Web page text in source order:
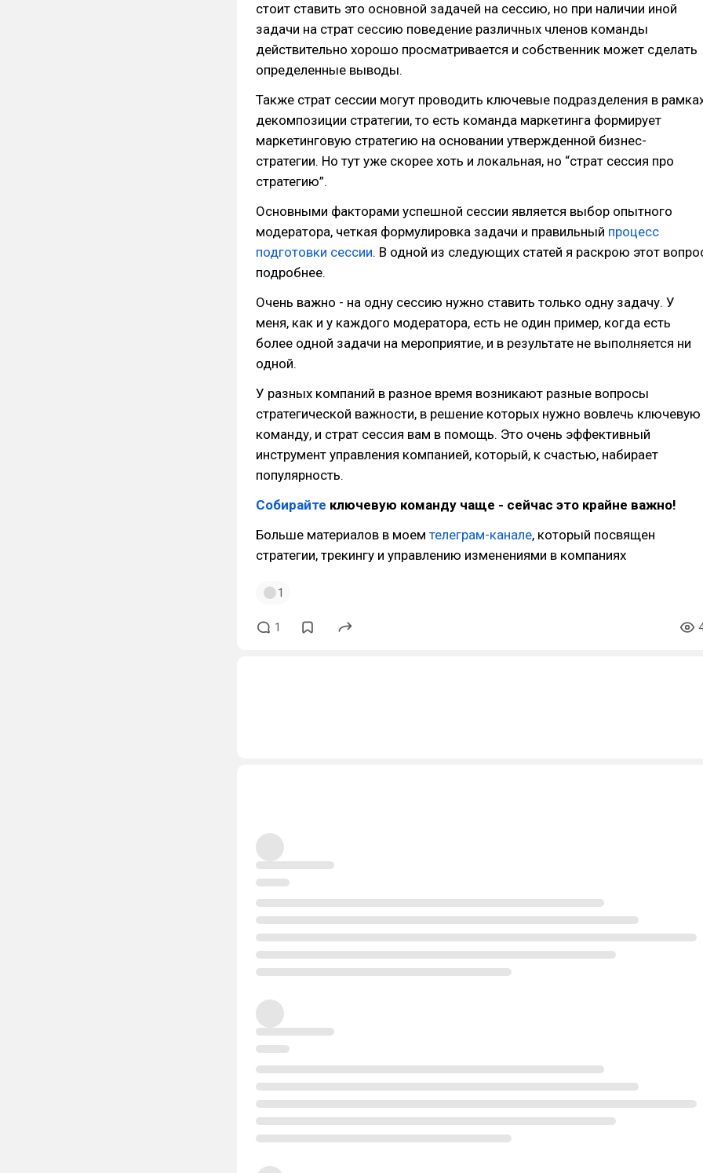
стоит ставить это основной задачей на сессию, но при наличии иной
задачи на страт сессию поведение различных членов команды
действительно хорошо просматривается и собственник может сделать
определенные выводы.
Также страт сессии могут проводить ключевые подразделения в
декомпозиции стратегии, то есть команда маркетинга формирует
маркетинговую стратегию на основании утвержденной бизнес-
стратегии. Но тут уже скорее хоть и локальная, но “страт сессия про
стратегию”.
Основными факторами успешной сессии является выбор опытного
модератора, четкая формулировка задачи и правильный процесс
подготовки сессии. В одной из следующих статей я раскрою этот
подробнее.
Очень важно - на одну сессию нужно ставить только одну задачу. У
меня, как и у каждого модератора, есть не один пример, когда есть
более одной задачи на мероприятие, и в результате не выполняется ни
одной.
У разных компаний в разное время возникают разные вопросы
стратегической важности, в решение которых нужно вовлечь ключевую
команду, и страт сессия вам в помощь. Это очень эффективный
инструмент управления компанией, который, к счастью, набирает
популярность.
Собирайте ключевую команду чаще - сейчас это крайне важно!
Больше материалов в моем телеграм-канале, который посвящен
стратегии, трекингу и управлению изменениями в компаниях
1
1